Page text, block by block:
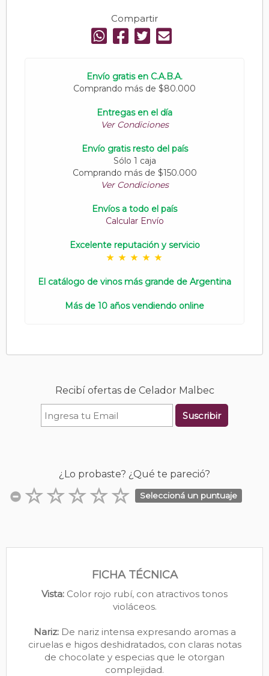
Compartir
Envío gratis en C.A.B.A.
Comprando más de $80.000
Entregas en el día
Ver Condiciones
Envío gratis resto del país
Sólo 1 caja
Comprando más de $150.000
Ver Condiciones
Envíos a todo el país
Calcular Envío
Excelente reputación y servicio
El catálogo de vinos más grande de Argentina
Más de 10 años vendiendo online
Recibí ofertas de Celador Malbec
Suscribir
¿Lo probaste? ¿Qué te pareció?
Seleccioná un puntuaje
FICHA TÉCNICA
Vista: Color rojo rubí, con atractivos tonos
violáceos.
Nariz:De nariz intensa expresando aromas a
ciruelas e higos deshidratados, con claras notas
de chocolate y especias que le otorgan
complejidad.